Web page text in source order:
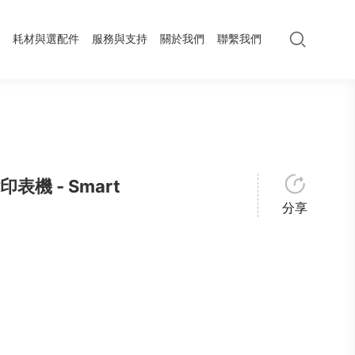
耗材與選配件 服務與支持 關於我們 聯繫我們
表機 - Smart
分享